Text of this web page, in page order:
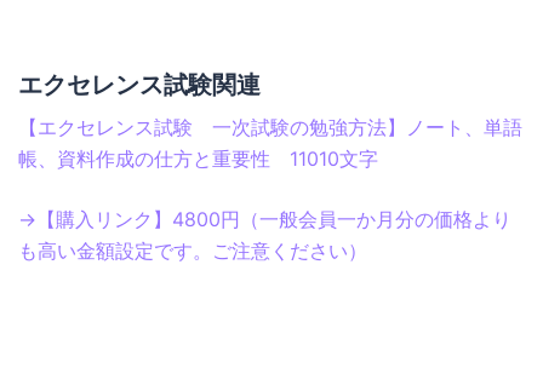
エクセレンス試験関連
【エクセレンス試験 一次試験の勉強方法】ノート、単語
帳、資料作成の仕方と重要性 11010文字
→【購入リンク】4800円（一般会員一か月分の価格より
も高い金額設定です。ご注意ください）